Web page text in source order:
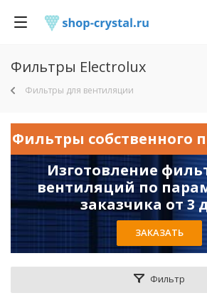
Фильтры Electrolux
Фильтры для вентиляции
Фильтры собственного
Изготовление
вентиляций по
заказчика от 3
ЗАКАЗАТЬ
Фильтр